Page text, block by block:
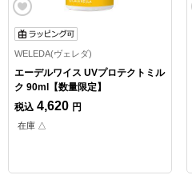
WELEDA(ヴェレダ)
エーデルワイス UVプロテクトミル
ク 90ml【数量限定】
税込 4,620 円
在庫 △